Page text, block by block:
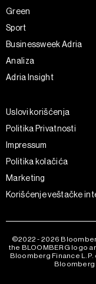
Green
Sport
Businessweek Adria
Analiza
Adria Insight
Uslovi korišćenja
Politika Privatnosti
Impressum
Politika kolačića
Marketing
Korišćenje veštačke
©2022 - 2026
the BLOOMBERG logo
Bloomberg Finance
Bloomberg